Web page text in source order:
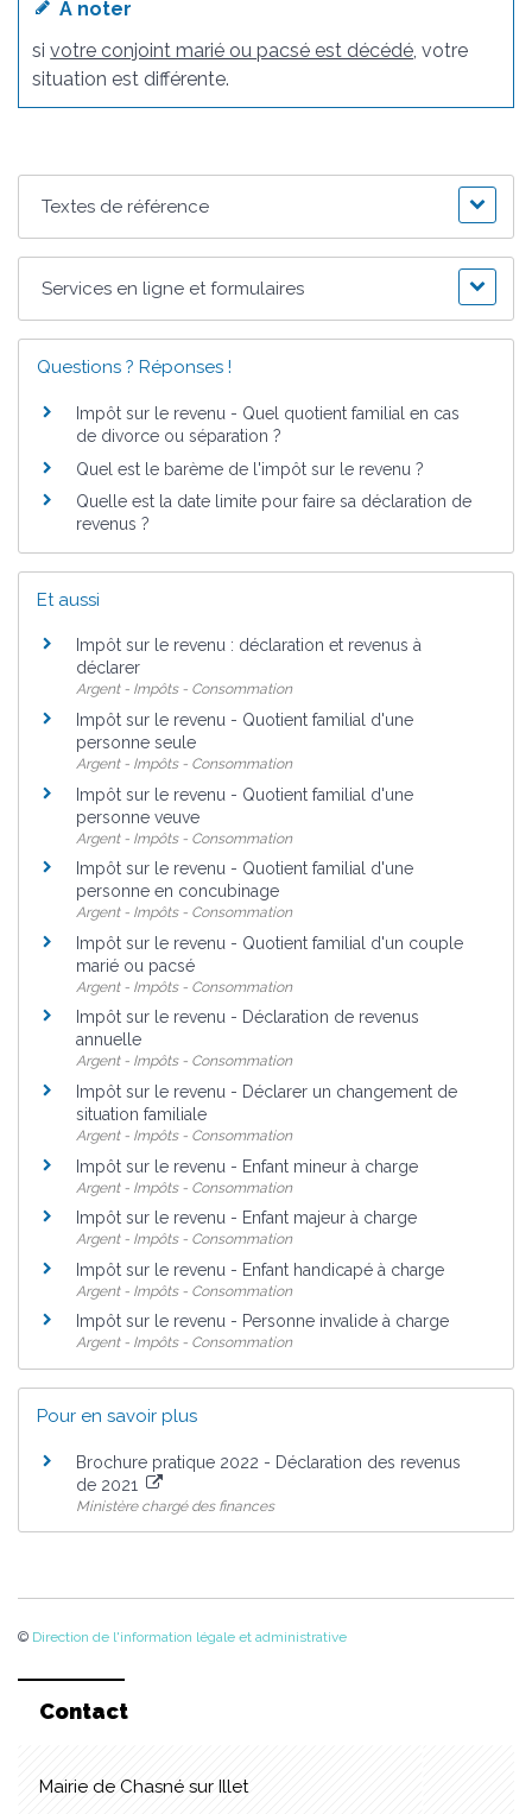
À noter
sivotre conjoint marié ou pacsé est décédé, votre
situation est différente.
Textes de référence
Services en ligne et formulaires
Questions ? Réponses !
Impôt sur le revenu - Quel quotient familial en cas
de divorce ou séparation ?
Quel est le barème de l'impôt sur le revenu ?
Quelle est la date limite pour faire sa déclaration de
revenus ?
Et aussi
Impôt sur le revenu : déclaration et revenus à
déclarer
Argent - Impôts - Consommation
Impôt sur le revenu - Quotient familial d'une
personne seule
Argent - Impôts - Consommation
Impôt sur le revenu - Quotient familial d'une
personne veuve
Argent - Impôts - Consommation
Impôt sur le revenu - Quotient familial d'une
personne en concubinage
Argent - Impôts - Consommation
Impôt sur le revenu - Quotient familial d'un couple
marié ou pacsé
Argent - Impôts - Consommation
Impôt sur le revenu - Déclaration de revenus
annuelle
Argent - Impôts - Consommation
Impôt sur le revenu - Déclarer un changement de
situation familiale
Argent - Impôts - Consommation
Impôt sur le revenu - Enfant mineur à charge
Argent - Impôts - Consommation
Impôt sur le revenu - Enfant majeur à charge
Argent - Impôts - Consommation
Impôt sur le revenu - Enfant handicapé à charge
Argent - Impôts - Consommation
Impôt sur le revenu - Personne invalide à charge
Argent - Impôts - Consommation
Pour en savoir plus
Brochure pratique 2022 - Déclaration des revenus
de 2021
Ministère chargé des finances
© Direction de l'information légale et administrative
Contact
Mairie de Chasné sur Illet